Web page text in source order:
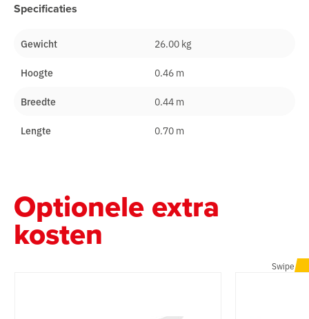
Specificaties
Gewicht 26.00 kg
Hoogte 0.46 m
Breedte 0.44 m
Lengte 0.70 m
Optionele extra
kosten
Swipe